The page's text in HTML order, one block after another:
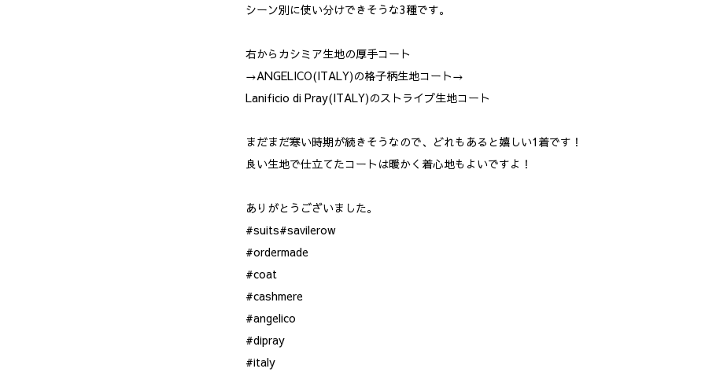
シーン別に使い分けできそうな3種です。
右からカシミア生地の厚手コート
→ANGELICO(ITALY)の格子柄生地コート→
Lanificio di Pray(ITALY)のストライプ生地コート
まだまだ寒い時期が続きそうなので、どれもあると嬉しい1着です！
良い生地で仕立てたコートは暖かく着心地もよいですよ！
ありがとうございました。
#suits#savilerow
#ordermade
#coat
#cashmere
#angelico
#dipray
#italy